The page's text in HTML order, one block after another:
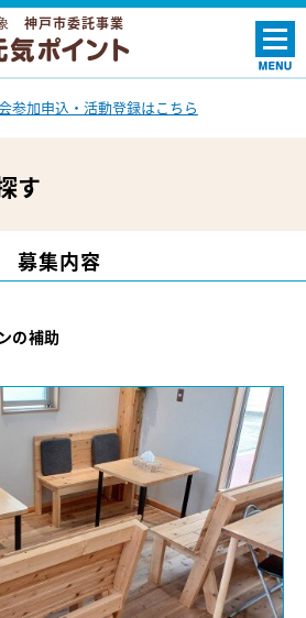
神戸市委託事業
参加申込・活動登録はこちら
す
募集内容
の補助